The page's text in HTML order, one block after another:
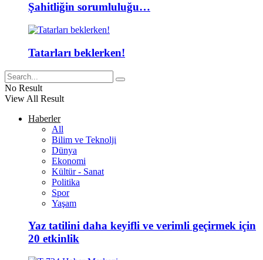
Şahitliğin sorumluluğu…
Tatarları beklerken!
No Result
View All Result
Haberler
All
Bilim ve Teknolji
Dünya
Ekonomi
Kültür - Sanat
Politika
Spor
Yaşam
Yaz tatilini daha keyifli ve verimli geçirmek için
20 etkinlik